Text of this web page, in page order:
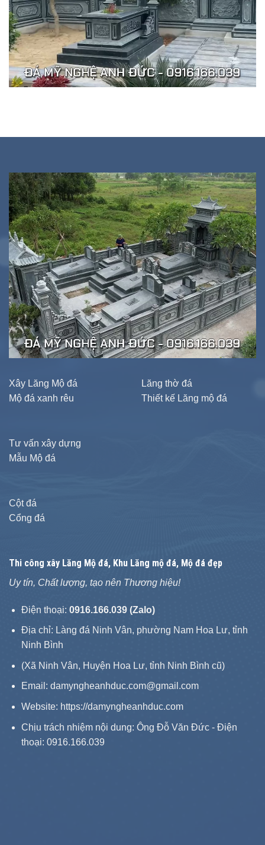
Xây Lăng Mộ đá
Mộ đá xanh rêu
Lăng thờ đá
Thiết kế Lăng mộ đá
Tư vấn xây dựng
Mẫu Mộ đá
Cột đá
Cổng đá
Thi công xây Lăng Mộ đá, Khu Lăng mộ đá, Mộ đá đẹp
Uy tín, Chất lượng, tạo nên Thương hiệu!
Điện thoại: 0916.166.039 (Zalo)
Địa chỉ: Làng đá Ninh Vân, phường Nam Hoa Lư, tỉnh
Ninh Bình
(Xã Ninh Vân, Huyện Hoa Lư, tỉnh Ninh Bình cũ)
Email: damyngheanhduc.com@gmail.com
Website: https://damyngheanhduc.com
Chịu trách nhiệm nội dung: Ông Đỗ Văn Đức - Điện
thoại: 0916.166.039